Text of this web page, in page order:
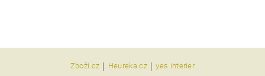
Zboží.cz | Heureka.cz | yes interier